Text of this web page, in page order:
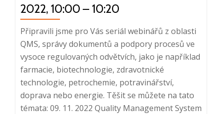
Praha
2022, 10:00 – 10:20
Připravili jsme pro Vás seriál webinářů z oblasti
QMS, správy dokumentů a podpory procesů ve
vysoce regulovaných odvětvích, jako je například
farmacie, biotechnologie, zdravotnické
technologie, petrochemie, potravinářství,
doprava nebo energie. Těšit se můžete na tato
témata: 09. 11. 2022 Quality Management System